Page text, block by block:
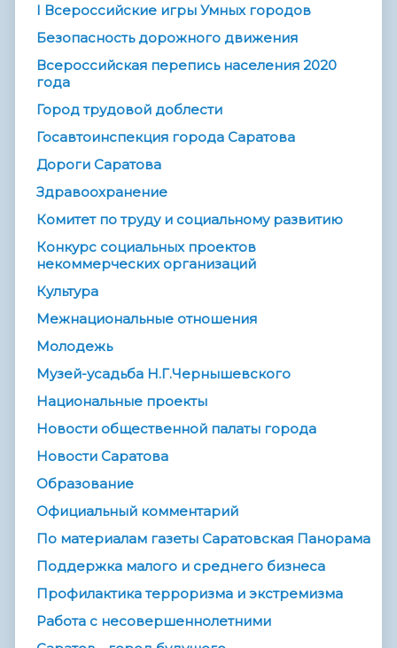
I Всероссийские игры Умных городов
Безопасность дорожного движения
Всероссийская перепись населения 2020
года
Город трудовой доблести
Госавтоинспекция города Саратова
Дороги Саратова
Здравоохранение
Комитет по труду и социальному развитию
Конкурс социальных проектов
некоммерческих организаций
Культура
Межнациональные отношения
Молодежь
Музей-усадьба Н.Г.Чернышевского
Национальные проекты
Новости общественной палаты города
Новости Саратова
Образование
Официальный комментарий
По материалам газеты Саратовская Панорама
Поддержка малого и среднего бизнеса
Профилактика терроризма и экстремизма
Работа с несовершеннолетними